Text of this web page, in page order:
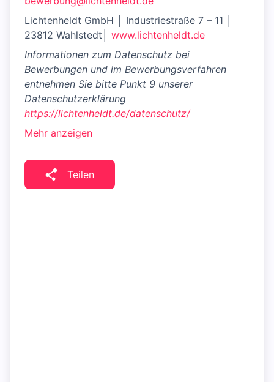
Lichtenheldt GmbH │ Industriestraße 7 – 11 │
23812 Wahlstedt│ www.lichtenheldt.de
Informationen zum Datenschutz bei
Bewerbungen und im Bewerbungsverfahren
entnehmen Sie bitte Punkt 9 unserer
Datenschutzerklärung
https://lichtenheldt.de/datenschutz/
Mehr anzeigen
Teilen